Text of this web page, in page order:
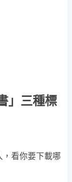
」三種標
看你要下載哪